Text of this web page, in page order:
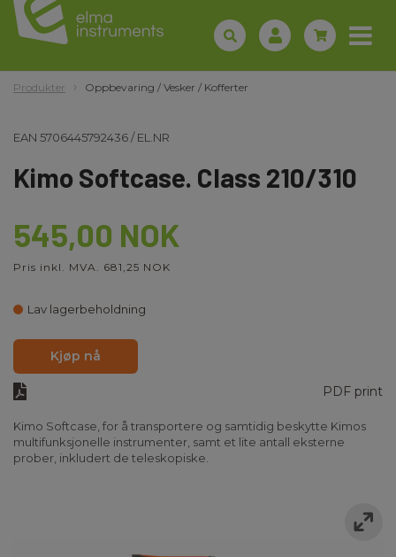
Produkter Oppbevaring / Vesker / Kofferter
EAN 5706445792436/EL.NR
Kimo Softcase. Class 210/310
545,00 NOK
Pris inkl. MVA. 681,25 NOK
Lav lagerbeholdning
Kjøp nå
PDF print
Kimo Softcase, for å transportere og samtidig beskytte Kimos
multifunksjonelle instrumenter, samt et lite antall eksterne
prober, inkludert de teleskopiske.